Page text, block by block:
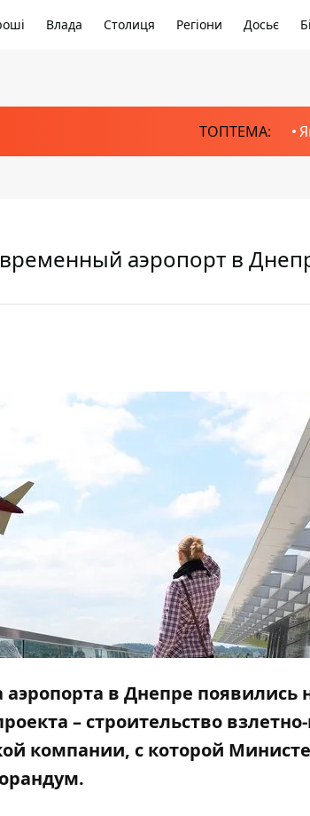
Влада Столиця Регіони Досьє
ТОПТЕМА:
аэропорт в
аэропорта в Днепре появились
– строительство
компании, с которой